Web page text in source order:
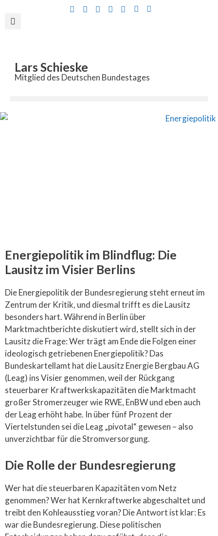
Lars Schieske
Mitglied des Deutschen Bundestages
Energiepolitik im Blindflug: Die
Lausitz im Visier Berlins
Die Energiepolitik der Bundesregierung steht erneut im
Zentrum der Kritik, und diesmal trifft es die Lausitz
besonders hart. Während in Berlin über
Marktmachtberichte diskutiert wird, stellt sich in der
Lausitz die Frage: Wer trägt am Ende die Folgen einer
ideologisch getriebenen Energiepolitik? Das
Bundeskartellamt hat die Lausitz Energie Bergbau AG
(Leag) ins Visier genommen, weil der Rückgang
steuerbarer Kraftwerkskapazitäten die Marktmacht
großer Stromerzeuger wie RWE, EnBW und eben auch
der Leag erhöht habe. In über fünf Prozent der
Viertelstunden sei die Leag „pivotal“ gewesen – also
unverzichtbar für die Stromversorgung.
Die Rolle der Bundesregierung
Wer hat die steuerbaren Kapazitäten vom Netz
genommen? Wer hat Kernkraftwerke abgeschaltet und
treibt den Kohleausstieg voran? Die Antwort ist klar: Es
war die Bundesregierung. Diese politischen